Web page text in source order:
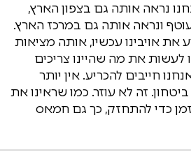
נראה אותה גם בצפון הארץ,
ונראה אותה גם במרכז הארץ.
את אויבינו עכשיו, אותה מציאות
לעשות את מה שהיינו צריכים
חייבים להכריע. אין יותר
זה לא עוזר. כמו שראינו את
כדי להתחזק, כך גם חמאס